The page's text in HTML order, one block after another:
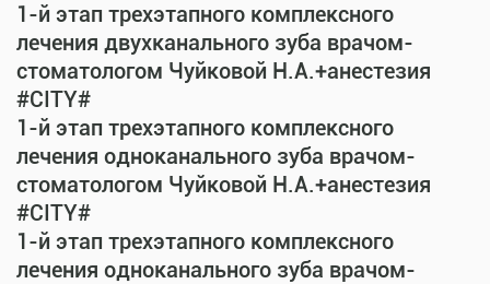
1-й этап трехэтапного комплексного
лечения двухканального зуба врачом-
стоматологом Чуйковой Н.А.+анестезия
#CITY#
1-й этап трехэтапного комплексного
лечения одноканального зуба врачом-
стоматологом Чуйковой Н.А.+анестезия
#CITY#
1-й этап трехэтапного комплексного
лечения одноканального зуба врачом-